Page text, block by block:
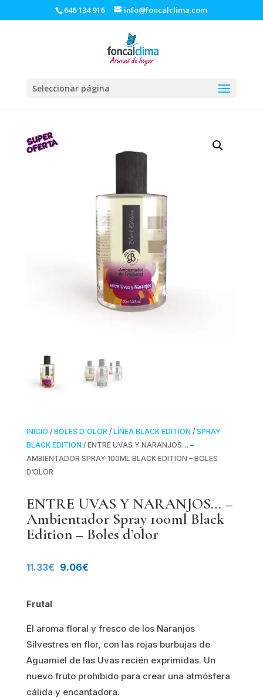
646 134 916 info@foncalclima.com
Seleccionar página
INICIO / BOLES D'OLOR / LÍNEA BLACK EDITION / SPRAY
BLACK EDITION / ENTRE UVAS Y NARANJOS… –
AMBIENTADOR SPRAY 100ML BLACK EDITION – BOLES
D’OLOR
ENTRE UVAS Y NARANJOS… –
Ambientador Spray 100ml Black
Edition – Boles d’olor
11.33€ El
era:
11.33€.
9.06€El
es:
9.06€.
Frutal
El aroma floral y fresco de los Naranjos
Silvestres en flor, con las rojas burbujas de
Aguamiel de las Uvas recién exprimidas. Un
nuevo fruto prohibido para crear una atmósfera
cálida y encantadora.